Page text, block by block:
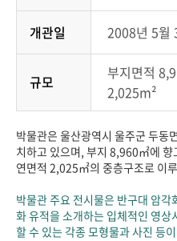
개관일 2008년 5월
규모
부지면적
2,025m²
박물관은 울산광역시 울주군 두동
치하고 있으며, 부지 8,960㎡에
연면적 2,025㎡의 중층구조로 이
박물관 주요 전시물은 반구대 암
화 유적을 소개하는 입체적인 영
할 수 있는 각종 모형물과 사진 등